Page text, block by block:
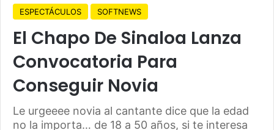
ESPECTÁCULOS SOFTNEWS
El Chapo De Sinaloa Lanza
Convocatoria Para
Conseguir Novia
Le urgeeee novia al cantante dice que la edad
no la importa… de 18 a 50 años, si te interesa